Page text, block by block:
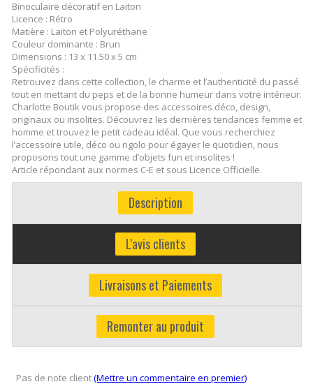
Binoculaire décoratif en Laiton
Licence : Rétro
Matière : Laiton et Polyuréthane
Couleur dominante : Brun
Dimensions : 13 x 11.50 x 5 cm
Spécificités :
Retrouvez dans cette collection, le charme et l’authenticité du passé
tout en mettant du peps et de la bonne humeur dans votre intérieur.
Charlotte Boutik vous propose des accessoires déco, design,
originaux ou insolites. Découvrez les dernières tendances femme et
homme et trouvez le petit cadeau idéal. Que vous recherchiez
l’accessoire utile, déco ou rigolo pour égayer le quotidien, nous
proposons tout une gamme d’objets fun et insolites !
Article répondant aux normes C-E et sous Licence Officielle.
Description
L'avis clients
Livraisons et Paiements
Remonter au produit
Pas de note client(Mettre un commentaire en premier)